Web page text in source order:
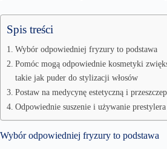
Spis treści
Wybór odpowiedniej fryzury to podstawa
Pomóc mogą odpowiednie kosmetyki
takie jak puder do stylizacji włosów
Postaw na medycynę estetyczną i
Odpowiednie suszenie i używanie
Wybór odpowiedniej fryzury to podstawa